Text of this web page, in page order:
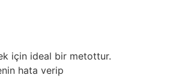
için ideal bir metottur.
hata verip